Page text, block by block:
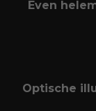
Even
Optische